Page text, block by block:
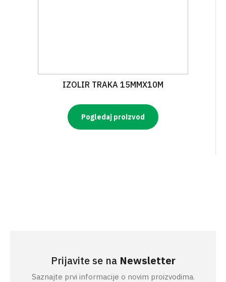
IZOLIR TRAKA 15MMX10M
Pogledaj proizvod
Prijavite se na Newsletter
Saznajte prvi informacije o novim proizvodima.